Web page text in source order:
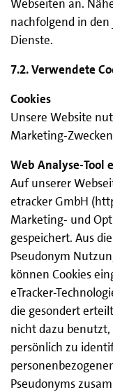
Webseiten an.
nachfolgend in
Dienste.
7.2. Verwendete
Cookies
Unsere Website
Marketing-
Web Analyse-Tool
Auf unserer
etracker GmbH
Marketing- und
gespeichert. Aus
Pseudonym
können Cookies
eTracker-
die gesondert
nicht dazu benutzt,
persönlich zu
Pseudonyms